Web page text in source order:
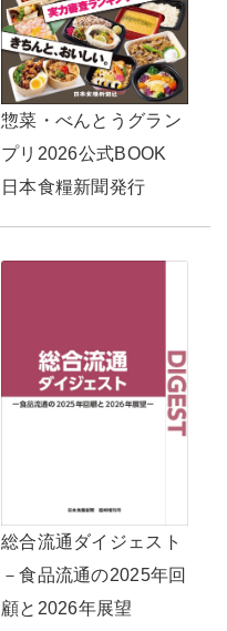
惣菜・べんとうグラン
プリ2026公式BOOK
日本食糧新聞発行
総合流通ダイジェスト
－食品流通の2025年回
顧と2026年展望